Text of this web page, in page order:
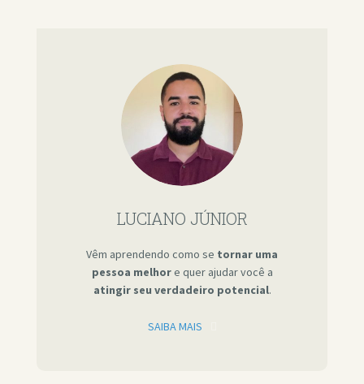
LUCIANO JÚNIOR
Vêm aprendendo como se tornar uma
pessoa melhore quer ajudar você a
atingir seu verdadeiro potencial.
SAIBA MAIS